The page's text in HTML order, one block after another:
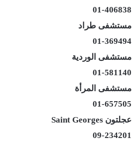
01-406838
مستشفى طراد
01-369494
مستشفى الوردية
01-581140
مستشفى المرأة
01-657505
عجلتون Saint Georges
09-234201